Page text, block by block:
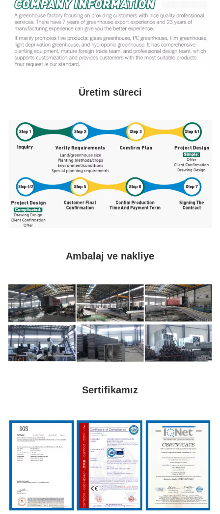
Üretim süreci
Ambalaj ve nakliye
Sertifikamız